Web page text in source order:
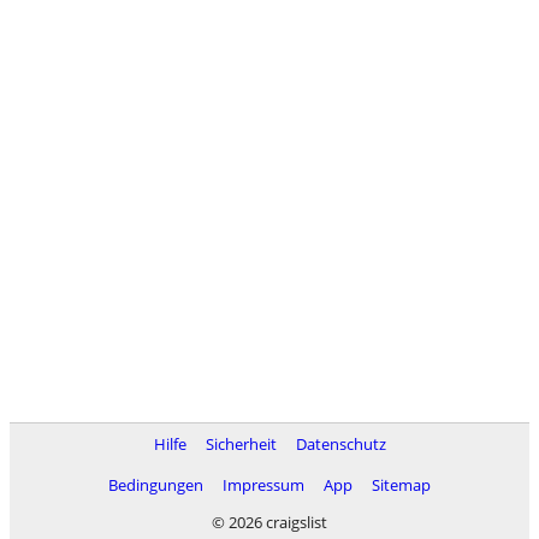
Hilfe Sicherheit
Datenschutz
Bedingungen
Impressum App
Sitemap
© 2026 craigslist